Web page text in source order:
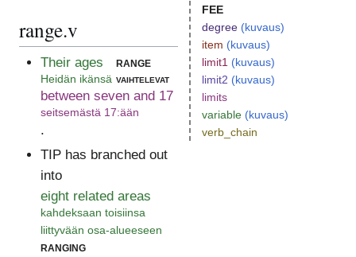
range.v
Their ages
Heidän ikänsä
range
vaihtelevat
between seven and 17
seitsemästä 17:ään
.
TIP has branched out
into
eight related areas
kahdeksaan toisiinsa
liittyvään osa-alueeseen
ranging
FEE
degree (kuvaus)
item (kuvaus)
limit1 (kuvaus)
limit2 (kuvaus)
limits
variable (kuvaus)
verb_chain